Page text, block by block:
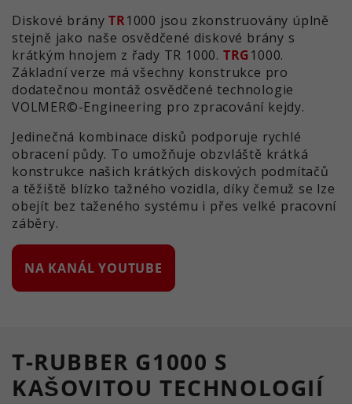
Diskové brányTR1000 jsou zkonstruovány úplně
stejně jako naše osvědčené diskové brány s
krátkým hnojem z řady TR 1000. TRG1000.
Základní verze má všechny konstrukce pro
dodatečnou montáž osvědčené technologie
VOLMER©-Engineering pro zpracování kejdy.
Jedinečná kombinace disků podporuje rychlé
obracení půdy. To umožňuje obzvláště krátká
konstrukce našich krátkých diskových podmítačů
a těžiště blízko tažného vozidla, díky čemuž se lze
obejít bez taženého systému i přes velké pracovní
záběry.
NA KANÁL YOUTUBE
T-RUBBER G1000 S
KAŠOVITOU TECHNOLOGIÍ